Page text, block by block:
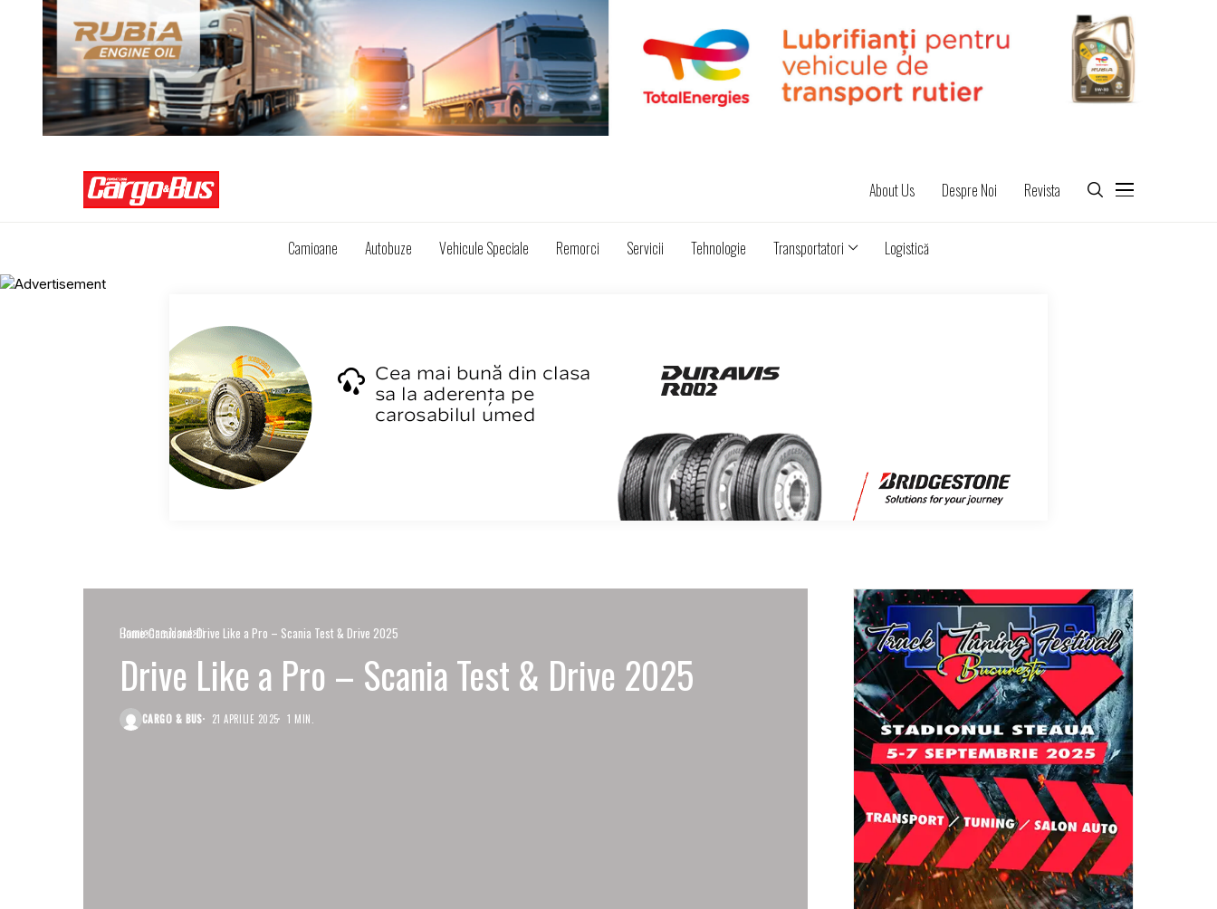
About Us Despre Noi Revista
Camioane Autobuze Vehicule Speciale Remorci Servicii Tehnologie Transportatori Logistică
Home Camioane Drive Like a Pro – Scania Test & Drive 2025
CamioaneNoutati
Drive Like a Pro – Scania Test & Drive 2025
CARGO & BUS 21 APRILIE 2025 1 MIN.